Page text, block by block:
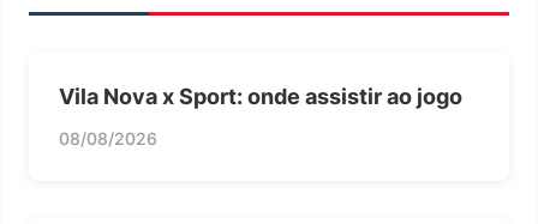
Vila Nova x Sport: onde assistir ao jogo
08/08/2026